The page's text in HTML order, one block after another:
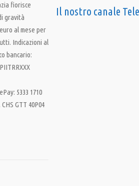
fiorisce
gravità
al mese per
Indicazioni al
bancario:
5333 1710
GTT 40P04
Il nostro canale